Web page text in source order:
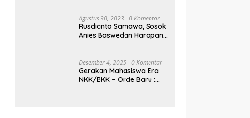
Agraria
Agustus 30, 2023 0 Komentar
Rusdianto Samawa, Sosok
Anies Baswedan Harapan
Desember 4, 2025 0 Komentar
Gerakan Mahasiswa Era
NKK/BKK – Orde Baru :